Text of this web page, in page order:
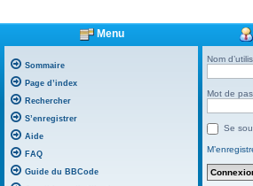
Menu
Sommaire
Page d’index
Rechercher
S’enregistrer
Aide
FAQ
Guide du BBCode
Nom
Mot de
Se